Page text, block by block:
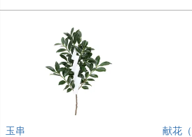
玉串
献花